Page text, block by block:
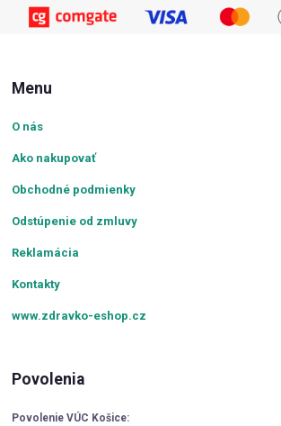
Menu
O nás
Ako nakupovať
Obchodné podmienky
Odstúpenie od zmluvy
Reklamácia
Kontakty
www.zdravko-eshop.cz
Povolenia
Povolenie VÚC Košice: